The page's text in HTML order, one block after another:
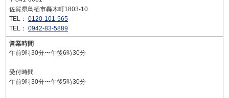
佐賀県鳥栖市轟木町1803-10
TEL： 0120-101-565
TEL： 0942-83-5889
営業時間
午前9時30分〜午後6時30分
受付時間
午前9時30分〜午後5時30分